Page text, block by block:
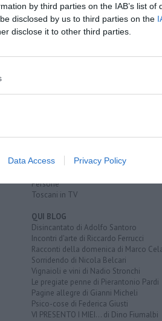
by third parties on the IAB’s list of
disclosed by us to third parties on the
disclose it to other third parties.
Data Access Privacy Policy
Le notizie di oggi
Più Letti del mese
Persone
Toscani in TV
QUI BLOG
Disincantato di Adolfo Santoro
Incontri d'arte di Riccardo Ferrucci
Racconti della domenica di Marco
Sorridendo di Nicola Belcari
Vignaioli e vini di Nadio Stronchi
Le pregiate penne di Pierantonio Pardi
Pagine allegre di Gianni Micheli
Psico-cose di Federica Giusti
VI PRESENTO I MIEI... di Dino Fiumalbi